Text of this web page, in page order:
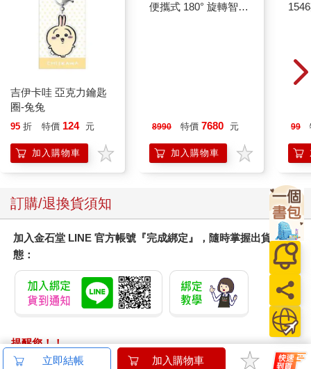
吉伊卡哇 亞克力鑰匙
圈-兔兔
95 折 特價 124 元
加入購物車
便攜式 180° 旋轉智能
8990 特價 7680 元
加入購物車
99
訂購/退換貨須知
加入金石堂 LINE 官方帳號『完成綁定』，隨時掌握出貨動
態：
提醒您！！
金石堂及銀行均不會請您操作ATM! 如接獲電話要求您前往
立即結帳 加入購物車